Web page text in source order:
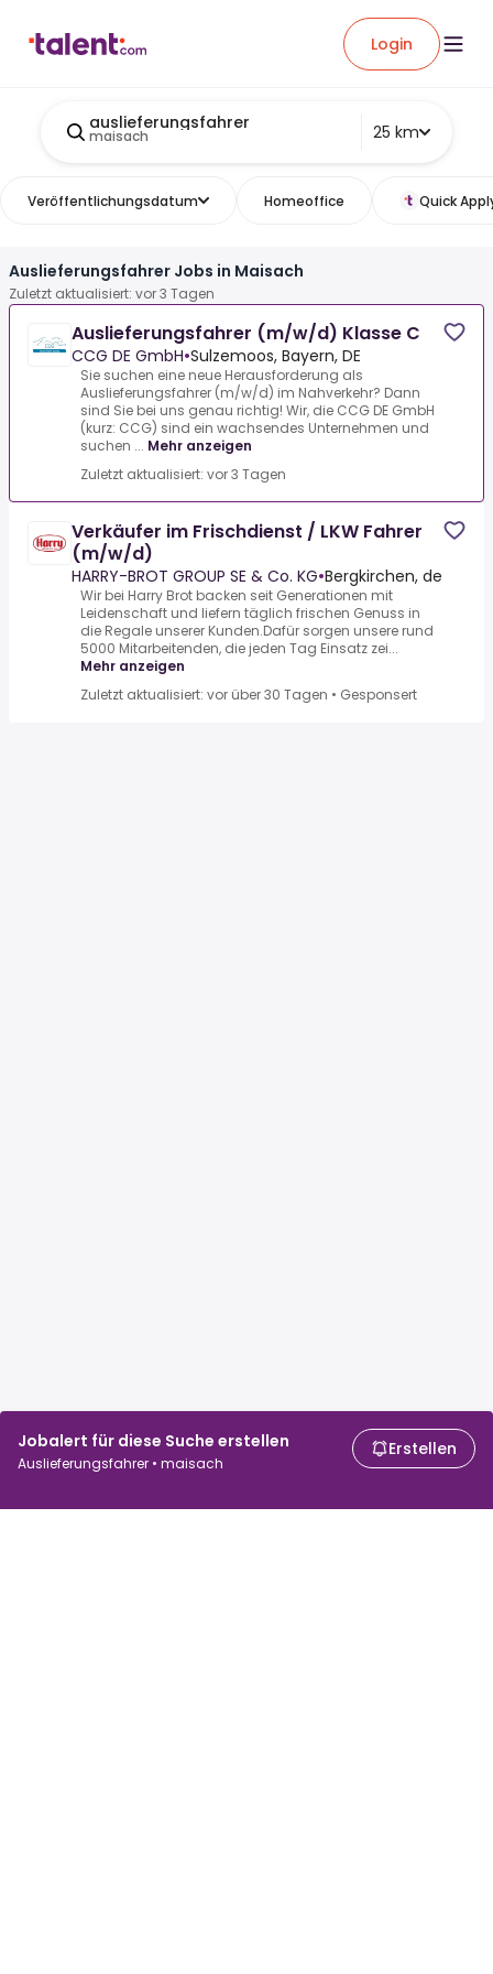
Login
auslieferungsfahrer
maisach 25 km
Veröffentlichungsdatum Homeoffice Quick
Auslieferungsfahrer Jobs in Maisach
Jobalert für diese Suche erstellen
Auslieferungsfahrer • maisach
Erstellen
Zuletzt aktualisiert: vor 3 Tagen
Auslieferungsfahrer (m/w/d) Klasse C
CCG DE GmbH•Sulzemoos, Bayern, DE
Sie suchen eine neue Herausforderung als
Auslieferungsfahrer (m/w/d) im Nahverkehr? Dann
sind Sie bei uns genau richtig! Wir, die CCG DE GmbH
(kurz: CCG) sind ein wachsendes Unternehmen und
suchen ... Mehr anzeigen
Zuletzt aktualisiert: vor 3 Tagen
Verkäufer im Frischdienst / LKW Fahrer
(m/w/d)
HARRY-BROT GROUP SE & Co. KG•Bergkirchen, de
Wir bei Harry Brot backen seit Generationen mit
Leidenschaft und liefern täglich frischen Genuss in
die Regale unserer Kunden.Dafür sorgen unsere rund
5000 Mitarbeitenden, die jeden Tag Einsatz zei...
Mehr anzeigen
Zuletzt aktualisiert: vor über 30 Tagen • Gesponsert